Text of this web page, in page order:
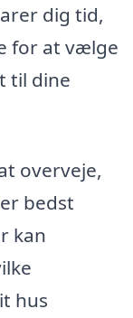
dig tid,
for at vælge
til dine
overveje,
bedst
kan
hus